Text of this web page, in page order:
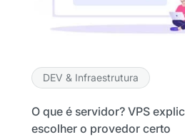
DEV & Infraestrutura
O que é servidor? VPS
escolher o provedor certo